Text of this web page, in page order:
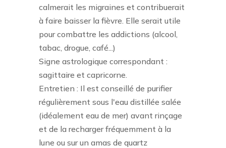
calmerait les migraines et contribuerait
à faire baisser la fièvre. Elle serait utile
pour combattre les addictions (alcool,
tabac, drogue, café...)
Signe astrologique correspondant :
sagittaire et capricorne.
Entretien : Il est conseillé de purifier
régulièrement sous l'eau distillée salée
(idéalement eau de mer) avant rinçage
et de la recharger fréquemment à la
lune ou sur un amas de quartz